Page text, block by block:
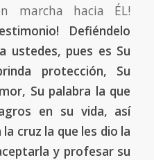
marcha hacia ÉL!
Defiéndelo
ustedes, pues es Su
protección, Su
Su palabra la que
en su vida, así
cruz la que les dio la
y profesar su